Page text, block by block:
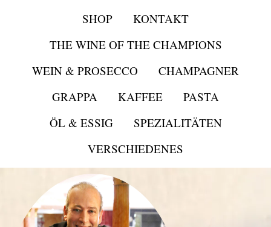
SHOP
KONTAKT
THE WINE OF THE CHAMPIONS
WEIN & PROSECCO
CHAMPAGNER
GRAPPA
KAFFEE
PASTA
ÖL & ESSIG
SPEZIALITÄTEN
VERSCHIEDENES